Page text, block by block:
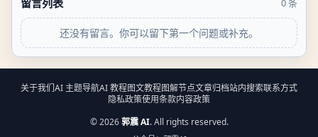
还没有留言。你可以留下第一个问题或补充。
关于我们AI 主题导航AI 教程图文教程图解节点文章归档站内搜索联系方式
隐私政策使用条款内容政策
©2026 郭震 AI. All rights reserved.